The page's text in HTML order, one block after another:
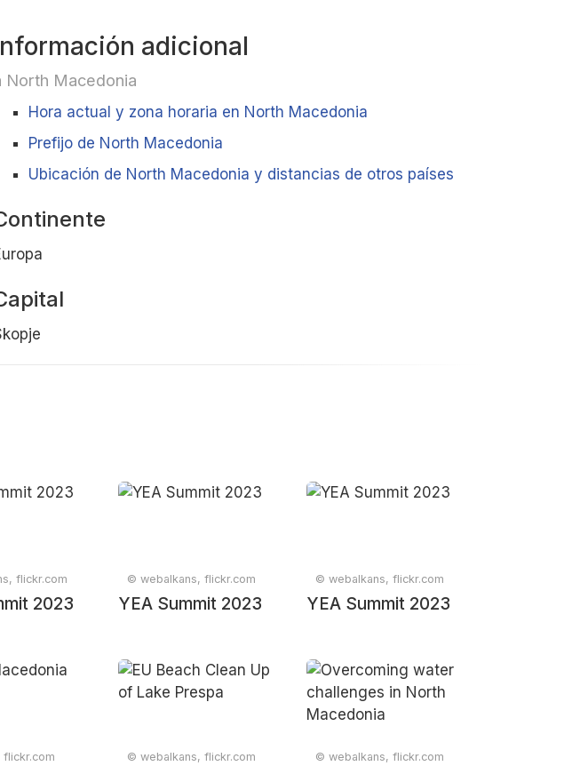
adicional
North Macedonia
Hora actual y zona horaria en North Macedonia
Prefijo de North Macedonia
Ubicación de North Macedonia y distancias de otros países
flickr.com
2023
© webalkans, flickr.com
YEA Summit 2023
© webalkans, flickr.com
YEA Summit 2023
© webalkans, flickr.com © webalkans, flickr.com